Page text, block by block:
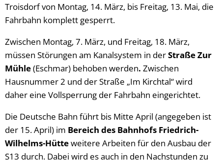
Troisdorf von Montag, 14. März, bis Freitag, 13. Mai, die
Fahrbahn komplett gesperrt.
Zwischen Montag, 7. März, und Freitag, 18. März,
müssen Störungen am Kanalsystem in derStraße Zur
Mühle(Eschmar) behoben werden. Zwischen
Hausnummer 2 und der Straße „Im Kirchtal“ wird
daher eine Vollsperrung der Fahrbahn eingerichtet.
Die Deutsche Bahn führt bis Mitte April (angegeben ist
der 15. April) im Bereich des Bahnhofs Friedrich-
Wilhelms-Hütteweitere Arbeiten für den Ausbau der
S13 durch. Dabei wird es auch in den Nachstunden zu